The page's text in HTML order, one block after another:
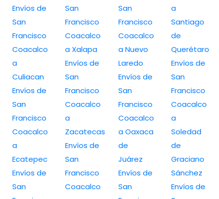
Envíos de
San
Francisco
Coacalco
a
Culiacan
Envíos de
San
Francisco
Coacalco
a
Ecatepec
Envíos de
San
San
Francisco
Coacalco
a Xalapa
Envíos de
San
Francisco
Coacalco
a
Zacatecas
Envíos de
San
Francisco
Coacalco
San
Francisco
Coacalco
a Nuevo
Laredo
Envíos de
San
Francisco
Coacalco
a Oaxaca
de
Juárez
Envíos de
San
a
Santiago
de
Querétaro
Envíos de
San
Francisco
Coacalco
a
Soledad
de
Graciano
Sánchez
Envíos de